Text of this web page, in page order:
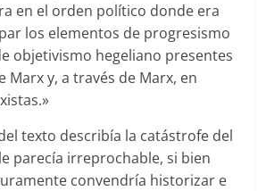
en el orden político donde era
los elementos de progresismo
objetivismo hegeliano presentes
Marx y, a través de Marx, en
texto describía la catástrofe del
parecía irreprochable, si bien
convendría historizar e